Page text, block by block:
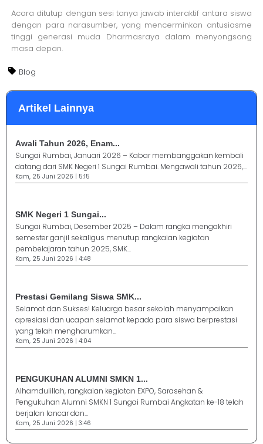
Acara ditutup dengan sesi tanya jawab interaktif antara siswa
dengan para narasumber, yang mencerminkan antusiasme
tinggi generasi muda Dharmasraya dalam menyongsong
masa depan.
Blog
Artikel Lainnya
Awali Tahun 2026, Enam...
Sungai Rumbai, Januari 2026 – Kabar membanggakan kembali
datang dari SMK Negeri 1 Sungai Rumbai. Mengawali tahun 2026,...
Kam, 25 Juni 2026 | 5:15
SMK Negeri 1 Sungai...
Sungai Rumbai, Desember 2025 – Dalam rangka mengakhiri
semester ganjil sekaligus menutup rangkaian kegiatan
pembelajaran tahun 2025, SMK...
Kam, 25 Juni 2026 | 4:48
Prestasi Gemilang Siswa SMK...
Selamat dan Sukses! Keluarga besar sekolah menyampaikan
apresiasi dan ucapan selamat kepada para siswa berprestasi
yang telah mengharumkan...
Kam, 25 Juni 2026 | 4:04
PENGUKUHAN ALUMNI SMKN 1...
Alhamdulillah, rangkaian kegiatan EXPO, Sarasehan &
Pengukuhan Alumni SMKN 1 Sungai Rumbai Angkatan ke-18 telah
berjalan lancar dan...
Kam, 25 Juni 2026 | 3:46